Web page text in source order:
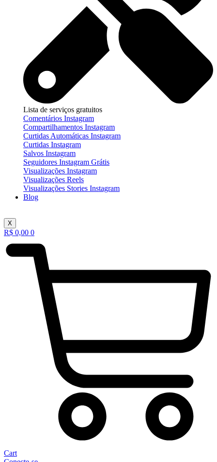
Lista de serviços gratuitos
Comentários Instagram
Compartilhamentos Instagram
Curtidas Automáticas Instagram
Curtidas Instagram
Salvos Instagram
Seguidores Instagram Grátis
Visualizações Instagram
Visualizações Reels
Visualizações Stories Instagram
Blog
X
R$ 0,00 0
Cart